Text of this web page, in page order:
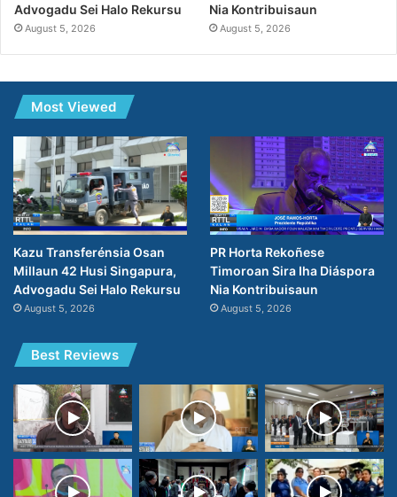
Advogadu Sei Halo Rekursu
August 5, 2026
Nia Kontribuisaun
August 5, 2026
Most Viewed
Kazu Transferénsia Osan
Millaun 42 Husi Singapura,
Advogadu Sei Halo Rekursu
August 5, 2026
PR Horta Rekoñese
Timoroan Sira Iha Diáspora
Nia Kontribuisaun
August 5, 2026
Best Reviews